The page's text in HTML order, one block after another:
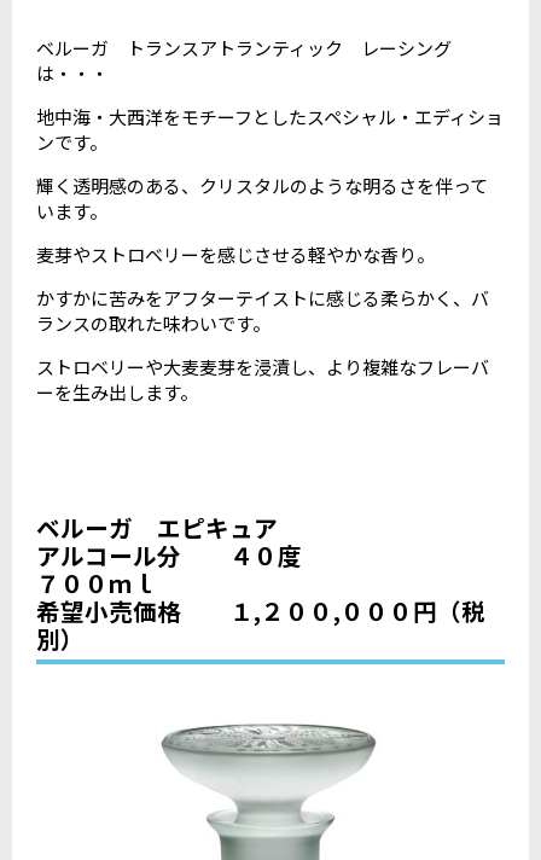
ベルーガ トランスアトランティック レーシング
は・・・
地中海・大西洋をモチーフとしたスペシャル・エディショ
ンです。
輝く透明感のある、クリスタルのような明るさを伴って
います。
麦芽やストロベリーを感じさせる軽やかな香り。
かすかに苦みをアフターテイストに感じる柔らかく、バ
ランスの取れた味わいです。
ストロベリーや大麦麦芽を浸漬し、より複雑なフレーバ
ーを生み出します。
ベルーガ エピキュア
アルコール分 ４０度
７００ｍｌ
希望小売価格 １,２００,０００円（税
別）